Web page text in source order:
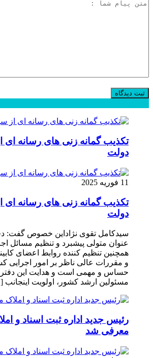
تکذیب گمانه زنی های رسانه ای
دولت
11 فوریه 2025
تکذیب گمانه زنی های رسانه ای
دولت
سیدکامل تقوی نژاداین خصوص گفت:
عنوان متولی پیشبرد و تنظیم مسائل
همچنین تنظیم کننده روابط اعضای
و مقررات عالی ناظر بر امور اجرایی
حساس و مهمی است و هدایت این دفتر
مسئولین ارشد کشور، اولویت
رئیس جدید اداره ثبت اسناد و
معرفی شد